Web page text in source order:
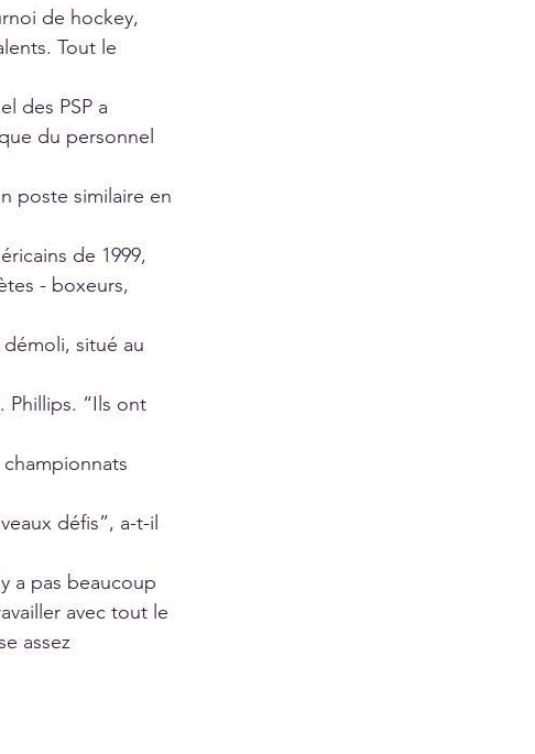
de hockey,
Tout le
des PSP a
du personnel
poste similaire en
de 1999,
- boxeurs,
situé au
Phillips. “Ils ont
défis”, a-t-il
a pas beaucoup
avec tout le
assez